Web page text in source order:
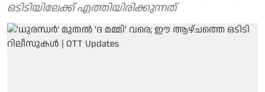
ഒടിടിയിലേക്ക് എത്തിയിരിക്കുന്നത്